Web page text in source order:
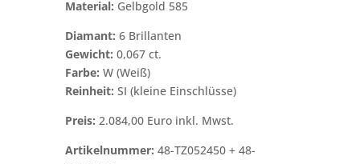
Material: Gelbgold 585
Diamant: 6 Brillanten
Gewicht: 0,067 ct.
Farbe: W (Weiß)
Reinheit: SI (kleine Einschlüsse)
Preis: 2.084,00 Euro inkl. Mwst.
Artikelnummer: 48-TZ052450 + 48-